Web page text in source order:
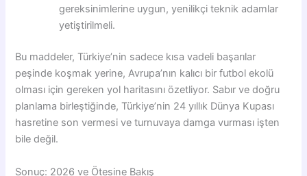
gereksinimlerine uygun, yenilikçi teknik adamlar
yetiştirilmeli.
Bu maddeler, Türkiye’nin sadece kısa vadeli başarılar
peşinde koşmak yerine, Avrupa’nın kalıcı bir futbol ekolü
olması için gereken yol haritasını özetliyor. Sabır ve doğru
planlama birleştiğinde, Türkiye’nin 24 yıllık Dünya Kupası
hasretine son vermesi ve turnuvaya damga vurması işten
bile değil.
Sonuç: 2026 ve Ötesine Bakış